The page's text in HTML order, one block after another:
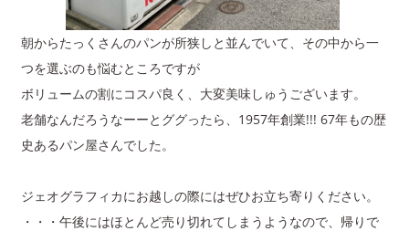
朝からたっくさんのパンが所狭しと並んでいて、その中から一
つを選ぶのも悩むところですが
ボリュームの割にコスパ良く、大変美味しゅうございます。
老舗なんだろうなーーとググったら、1957年創業!!! 67年もの歴
史あるパン屋さんでした。
ジェオグラフィカにお越しの際にはぜひお立ち寄りください。
・・・午後にはほとんど売り切れてしまうようなので、帰りで